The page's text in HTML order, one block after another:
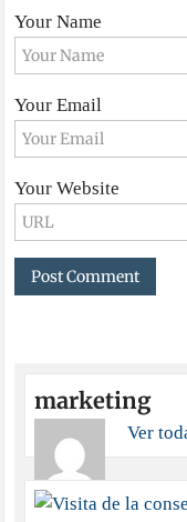
Your Name
Your Email
Your Website
marketing
Ver